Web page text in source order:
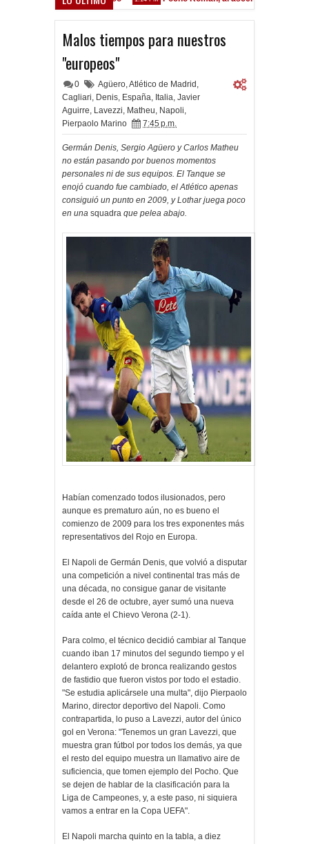
Malos tiempos para nuestros
"europeos"
0 Agüero,Atlético de Madrid ,
Cagliari, Denis, España, Italia, Javier
Aguirre, Lavezzi, Matheu, Napoli,
Pierpaolo Marino
7:45 p.m.
Germán Denis, Sergio Agüero y Carlos Matheu
no están pasando por buenos momentos
personales ni de sus equipos. El Tanque se
enojó cuando fue cambiado, el Atlético apenas
consiguió un punto en 2009, y Lothar juega poco
en una squadra que pelea abajo.
Habían comenzado todos ilusionados, pero
aunque es prematuro aún, no es bueno el
comienzo de 2009 para los tres exponentes más
representativos del Rojo en Europa.
El Napoli de Germán Denis, que volvió a disputar
una competición a nivel continental tras más de
una década, no consigue ganar de visitante
desde el 26 de octubre, ayer sumó una nueva
caída ante el Chievo Verona (2-1).
Para colmo, el técnico decidió cambiar al Tanque
cuando iban 17 minutos del segundo tiempo y el
delantero explotó de bronca realizando gestos
de fastidio que fueron vistos por todo el estadio.
"Se estudia aplicársele una multa", dijo Pierpaolo
Marino, director deportivo del Napoli. Como
contrapartida, lo puso a Lavezzi, autor del único
gol en Verona: "Tenemos un gran Lavezzi, que
muestra gran fútbol por todos los demás, ya que
el resto del equipo muestra un llamativo aire de
suficiencia, que tomen ejemplo del Pocho. Que
se dejen de hablar de la clasificación para la
Liga de Campeones, y, a este paso, ni siquiera
vamos a entrar en la Copa UEFA".
El Napoli marcha quinto en la tabla, a diez